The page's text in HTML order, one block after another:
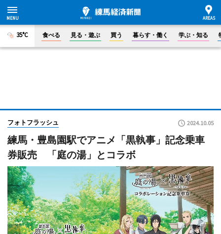
35°C 食べる 見る・遊ぶ 買う 暮らす・働く 学ぶ・知る
フォトフラッシュ 2024.10.05
練馬・豊島園駅でアニメ「黒執事」記念乗車
券販売 「庭の湯」とコラボ